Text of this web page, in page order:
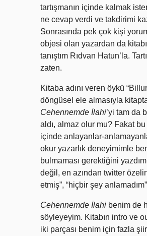
tartışmanın içinde kalmak
ne cevap verdi ve takdirimi
Sonrasında pek çok kişi
objesi olan yazardan da
tanıştım Rıdvan Hatun’la.
zaten.
Kitaba adını veren öykü
döngüsel ele almasıyla
Cehennemde İlahi’yi tam da
aldı, almaz olur mu? Fakat
içinde anlayanlar-
okur yazarlık deneyimimle
bulmaması gerektiğini
değil, en azından twitter
etmiş”, “hiçbir şey
Cehennemde İlahi benim de
söyleyeyim. Kitabın intro ve
iki parçası benim için fazla